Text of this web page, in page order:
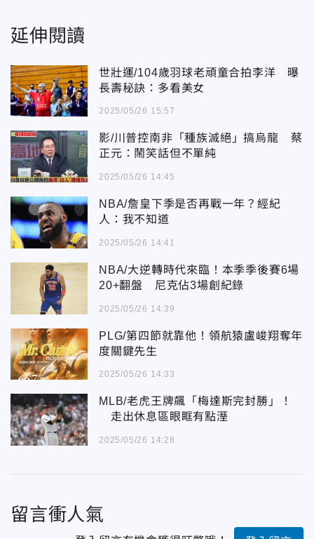
延伸閱讀
世壯運/104歲羽球老頑童合拍李洋 曝
長壽秘訣：多看美女
2025/05/26 15:57
影/川普控南非「種族滅絕」搞烏龍 蔡
正元：鬧笑話但不單純
2025/05/26 14:45
NBA/詹皇下季是否再戰一年？經紀
人：我不知道
2025/05/26 14:41
NBA/大逆轉時代來臨！本季季後賽6場
20+翻盤 尼克佔3場創紀錄
2025/05/26 14:39
PLG/第四節就靠他！領航猿盧峻翔奪年
度關鍵先生
2025/05/26 14:33
MLB/老虎王牌飆「梅達斯完封勝」！
走出休息區眼眶有點溼
2025/05/26 14:28
留言衝人氣